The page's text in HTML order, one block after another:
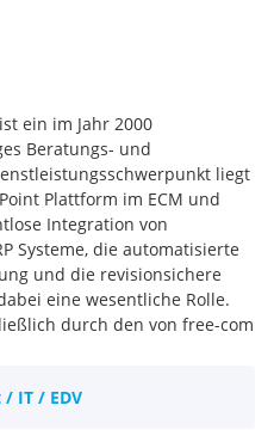
ein im Jahr 2000
Beratungs- und
liegt
Plattform im ECM und
Integration von
Systeme, die automatisierte
und die revisionsichere
eine wesentliche Rolle.
durch den von free-com
Zu den Kunden von free-
IT / EDV